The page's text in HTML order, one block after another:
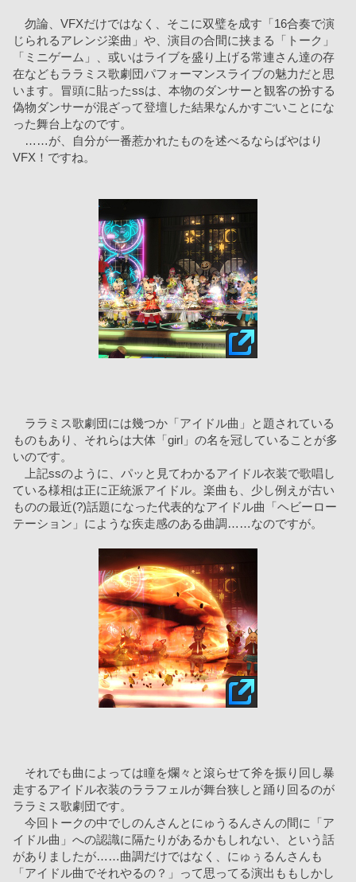
勿論、VFXだけではなく、そこに双璧を成す「16合奏で演
じられるアレンジ楽曲」や、演目の合間に挟まる「トーク」
「ミニゲーム」、或いはライブを盛り上げる常連さん達の存
在などもララミス歌劇団パフォーマンスライブの魅力だと思
います。冒頭に貼ったssは、本物のダンサーと観客の扮する
偽物ダンサーが混ざって登壇した結果なんかすごいことにな
った舞台上なのです。
……が、自分が一番惹かれたものを述べるならばやはり
VFX！ですね。
ララミス歌劇団には幾つか「アイドル曲」と題されている
ものもあり、それらは大体「girl」の名を冠していることが多
いのです。
上記ssのように、パッと見てわかるアイドル衣装で歌唱し
ている様相は正に正統派アイドル。楽曲も、少し例えが古い
ものの最近(?)話題になった代表的なアイドル曲「ヘビーロー
テーション」にような疾走感のある曲調……なのですが。
それでも曲によっては瞳を爛々と滾らせて斧を振り回し暴
走するアイドル衣装のララフェルが舞台狭しと踊り回るのが
ララミス歌劇団です。
今回トークの中でしのんさんとにゅうるんさんの間に「ア
イドル曲」への認識に隔たりがあるかもしれない、という話
がありましたが……曲調だけではなく、にゅぅるんさんも
「アイドル曲でそれやるの？」って思ってる演出ももしかし